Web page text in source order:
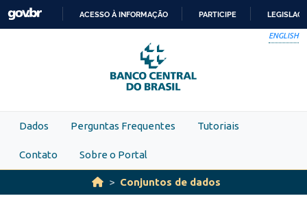
Skip to main content
PARA
O
CONTEÚDO
ACESSO À INFORMAÇÃO PARTICIPE
ENGLISH
Dados Perguntas Frequentes Tutoriais
Contato Sobre o Portal
Conjuntos de dados